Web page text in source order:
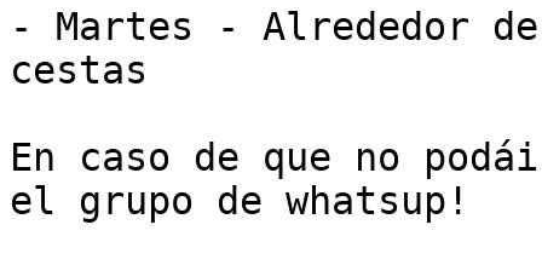
- Martes - Alrededor
cestas
En caso de que no
el grupo de whatsup!